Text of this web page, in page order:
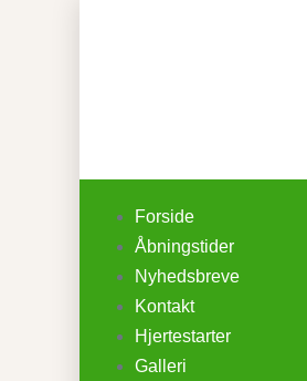
Forside
Åbningstider
Nyhedsbreve
Kontakt
Hjertestarter
Galleri